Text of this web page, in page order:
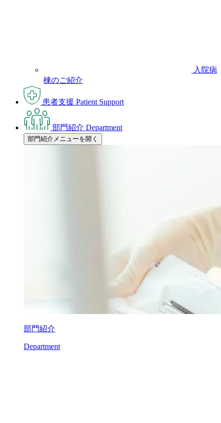
入院病
棟のご紹介
患者支援 Patient Support
部門紹介 Department
部門紹介メニューを開く
部門紹介
Department